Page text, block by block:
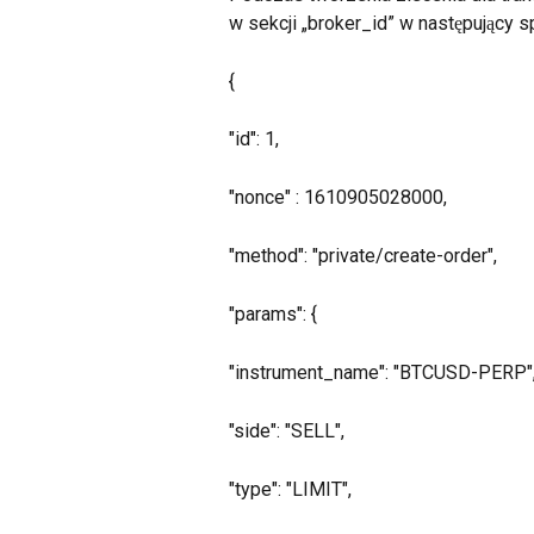
w sekcji „broker_id” w następujący
{
"id": 1,
"nonce" : 1610905028000,
"method": "private/create-order",
"params": {
"instrument_name": "BTCUSD-
"side": "SELL",
"type": "LIMIT",